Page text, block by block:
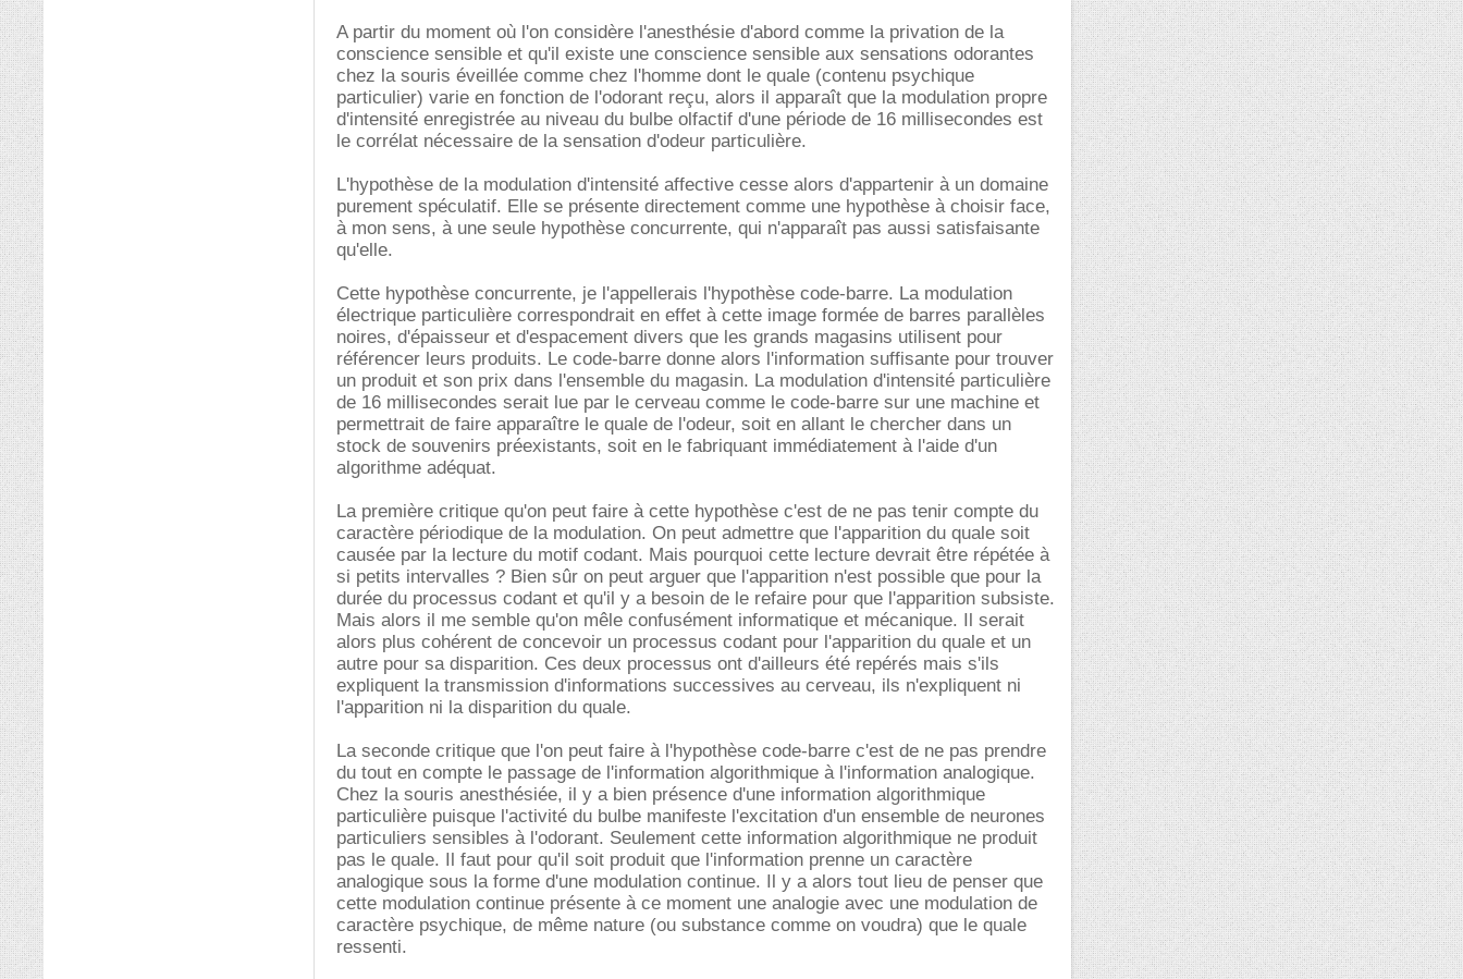
A partir du moment où l'on considère l'anesthésie d'abord comme la privation de la
conscience sensible et qu'il existe une conscience sensible aux sensations odorantes
chez la souris éveillée comme chez l'homme dont le quale (contenu psychique
particulier) varie en fonction de l'odorant reçu, alors il apparaît que la modulation propre
d'intensité enregistrée au niveau du bulbe olfactif d'une période de 16 millisecondes est
le corrélat nécessaire de la sensation d'odeur particulière.
L'hypothèse de la modulation d'intensité affective cesse alors d'appartenir à un domaine
purement spéculatif. Elle se présente directement comme une hypothèse à choisir face,
à mon sens, à une seule hypothèse concurrente, qui n'apparaît pas aussi satisfaisante
qu'elle.
Cette hypothèse concurrente, je l'appellerais l'hypothèse code-barre. La modulation
électrique particulière correspondrait en effet à cette image formée de barres parallèles
noires, d'épaisseur et d'espacement divers que les grands magasins utilisent pour
référencer leurs produits. Le code-barre donne alors l'information suffisante pour trouver
un produit et son prix dans l'ensemble du magasin. La modulation d'intensité particulière
de 16 millisecondes serait lue par le cerveau comme le code-barre sur une machine et
permettrait de faire apparaître le quale de l'odeur, soit en allant le chercher dans un
stock de souvenirs préexistants, soit en le fabriquant immédiatement à l'aide d'un
algorithme adéquat.
La première critique qu'on peut faire à cette hypothèse c'est de ne pas tenir compte du
caractère périodique de la modulation. On peut admettre que l'apparition du quale soit
causée par la lecture du motif codant. Mais pourquoi cette lecture devrait être répétée à
si petits intervalles ? Bien sûr on peut arguer que l'apparition n'est possible que pour la
durée du processus codant et qu'il y a besoin de le refaire pour que l'apparition subsiste.
Mais alors il me semble qu'on mêle confusément informatique et mécanique. Il serait
alors plus cohérent de concevoir un processus codant pour l'apparition du quale et un
autre pour sa disparition. Ces deux processus ont d'ailleurs été repérés mais s'ils
expliquent la transmission d'informations successives au cerveau, ils n'expliquent ni
l'apparition ni la disparition du quale.
La seconde critique que l'on peut faire à l'hypothèse code-barre c'est de ne pas prendre
du tout en compte le passage de l'information algorithmique à l'information analogique.
Chez la souris anesthésiée, il y a bien présence d'une information algorithmique
particulière puisque l'activité du bulbe manifeste l'excitation d'un ensemble de neurones
particuliers sensibles à l'odorant. Seulement cette information algorithmique ne produit
pas le quale. Il faut pour qu'il soit produit que l'information prenne un caractère
analogique sous la forme d'une modulation continue. Il y a alors tout lieu de penser que
cette modulation continue présente à ce moment une analogie avec une modulation de
caractère psychique, de même nature (ou substance comme on voudra) que le quale
ressenti.